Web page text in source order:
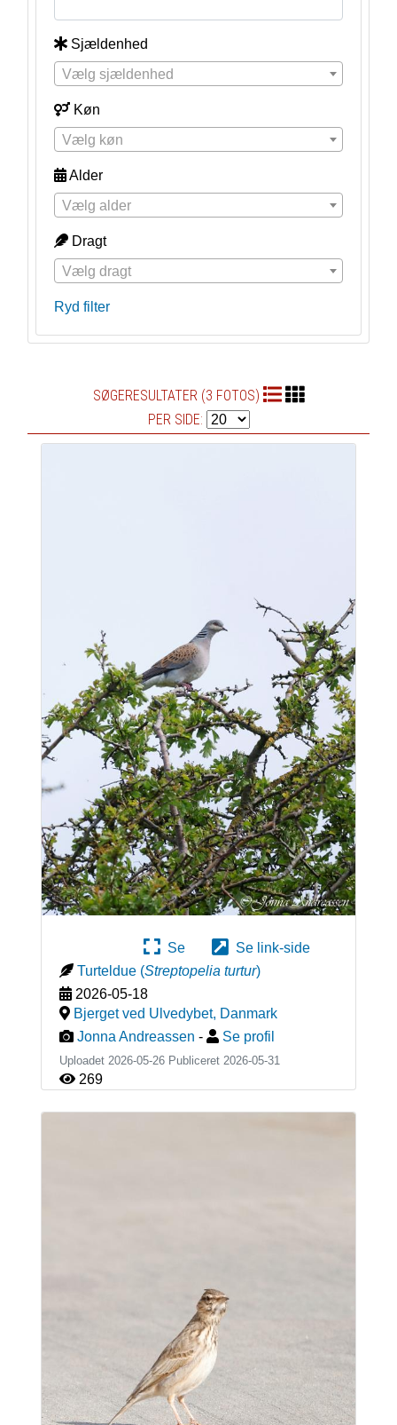
Sjældenhed
Vælg sjældenhed
Køn
Vælg køn
Alder
Vælg alder
Dragt
Vælg dragt
Ryd filter
SØGERESULTATER (3 FOTOS)
PER SIDE:
Se
Se link-side
Turteldue (Streptopelia turtur)
2026-05-18
Bjerget ved Ulvedybet, Danmark
Jonna Andreassen - Se profil
Uploadet 2026-05-26 Publiceret 2026-05-31
269